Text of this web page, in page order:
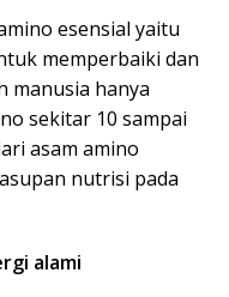
esensial yaitu
memperbaiki dan
manusia hanya
sekitar 10 sampai
asam amino
nutrisi pada
alami